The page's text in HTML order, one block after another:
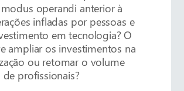
operandi anterior à
infladas por pessoas e
em tecnologia? O
ampliar os investimentos na
ou retomar o volume
de profissionais?